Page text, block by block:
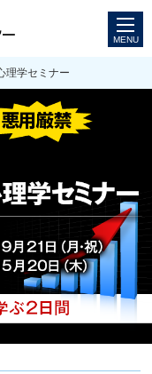
学セミナー